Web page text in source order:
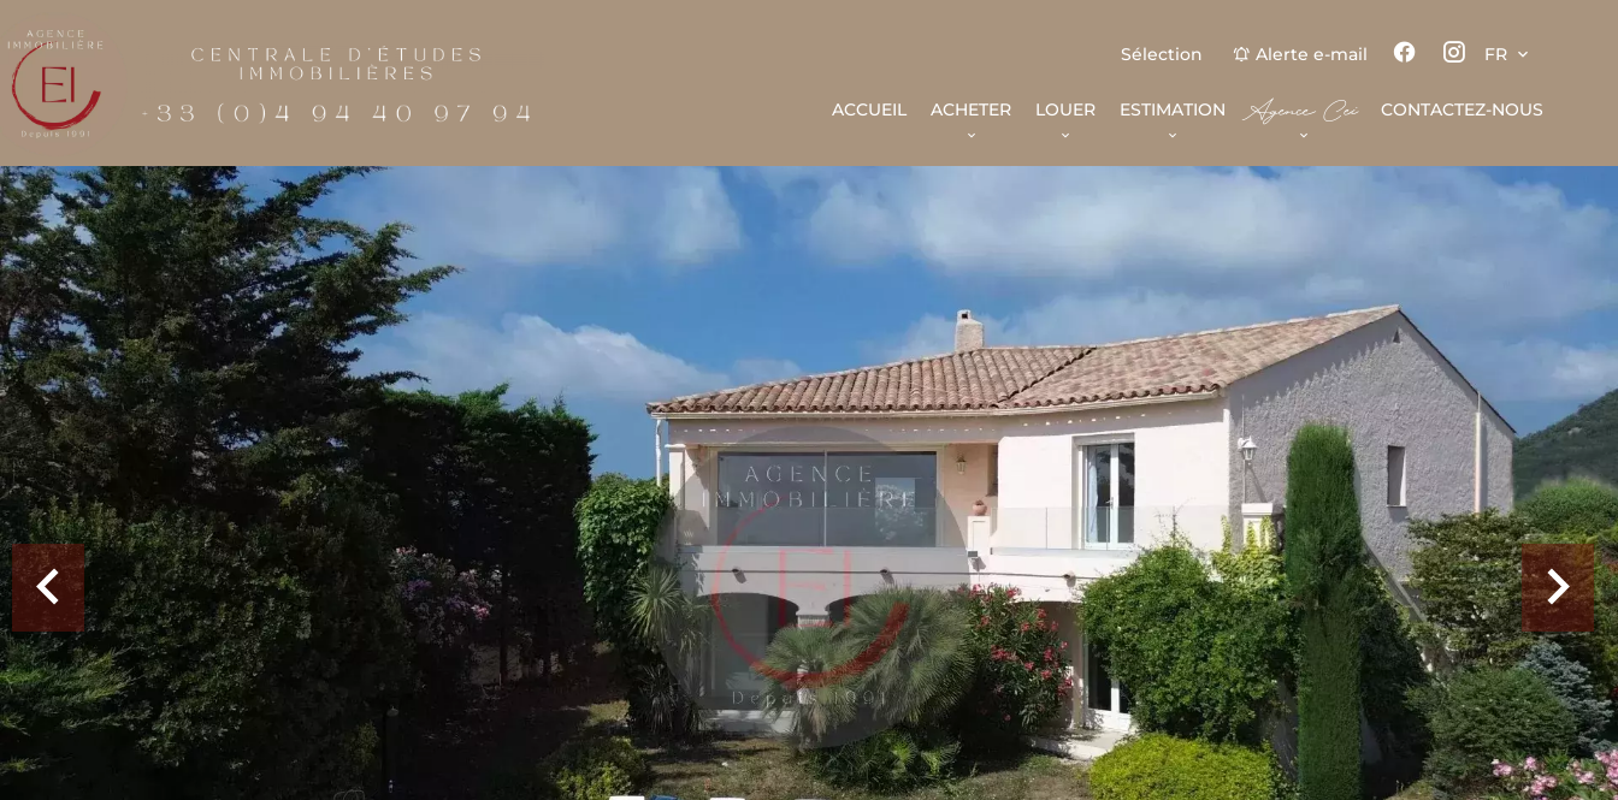
Sélection Alerte e-mail FR
ACCUEIL ACHETER LOUER ESTIMATION Agence Cei CONTACTEZ-NOUS